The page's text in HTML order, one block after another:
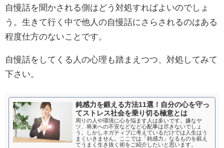
自慢話を聞かされる側はどう対処すればよいのでしょ
う。生きて行く中で他人の自慢話にさらされるのはある
程度仕方のないことです。
自慢話をしてくる人の心理も踏まえつつ、対処してみて
下さい。
鈍感力を鍛える方法11選！自分の心を守っ
てストレス社会を乗り切る極意とは
周りの人や環境に心を悩ます人は多いです。嫌なヤ
ツ、将来への不安などなど心配事は尽きないでしょ
う。しかしネガティブに考えているだけでは人生はう
まくいきません。ここでは「鈍感力」なるものを鍛え
てうまく生き抜く術をご紹介したいと思います。